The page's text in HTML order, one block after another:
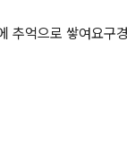
이지
추억으로 쌓여요구